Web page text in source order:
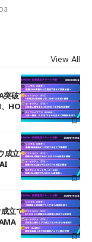
View All
突破で雲下端を目指す
HOME
成立で下値追う展開
立で1.185ドルを狙う